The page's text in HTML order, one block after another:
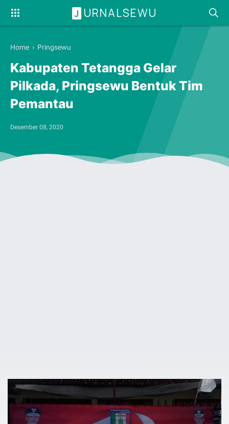
J URNALSEWU
Home › Pringsewu
Kabupaten Tetangga Gelar
Pilkada, Pringsewu Bentuk Tim
Pemantau
Desember 08, 2020